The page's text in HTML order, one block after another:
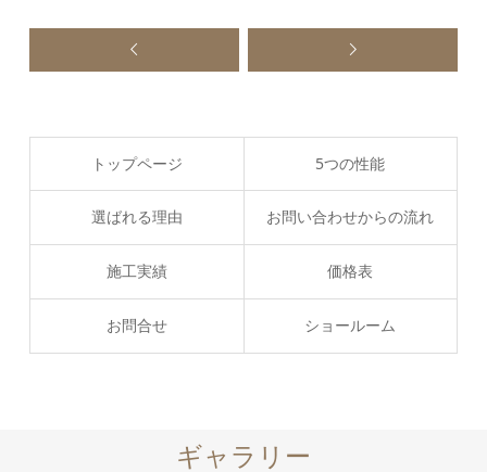
トップページ 5つの性能
選ばれる理由 お問い合わせからの流れ
施工実績 価格表
お問合せ ショールーム
ギャラリー